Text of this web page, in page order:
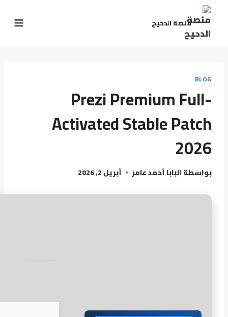
منصة الدحيح
BLOG
Prezi Premium Full-
Activated Stable Patch
2026
بواسطةالبابا أحمد عامر أبريل 2, 2026